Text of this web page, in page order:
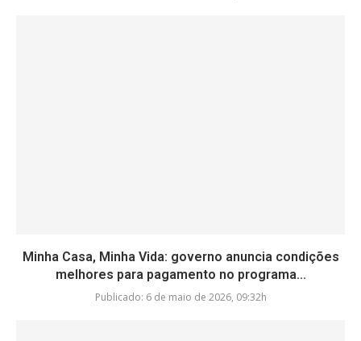
Minha Casa, Minha Vida: governo anuncia condições
melhores para pagamento no programa...
Publicado: 6 de maio de 2026, 09:32h